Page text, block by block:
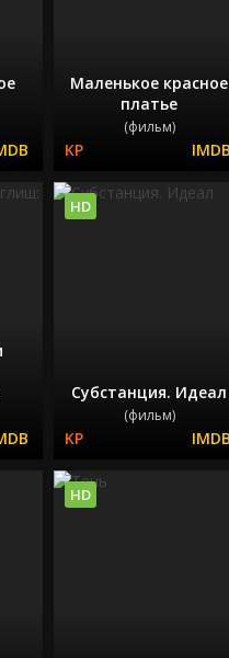
Маленькое красное
платье
(фильм)
Субстанция. Идеал
(фильм)
HD
HD